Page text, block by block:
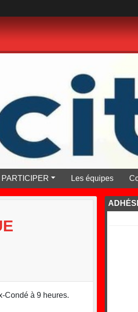
PARTICIPER Les équipes
Condé à 9 heures.